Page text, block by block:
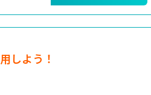
しよう！